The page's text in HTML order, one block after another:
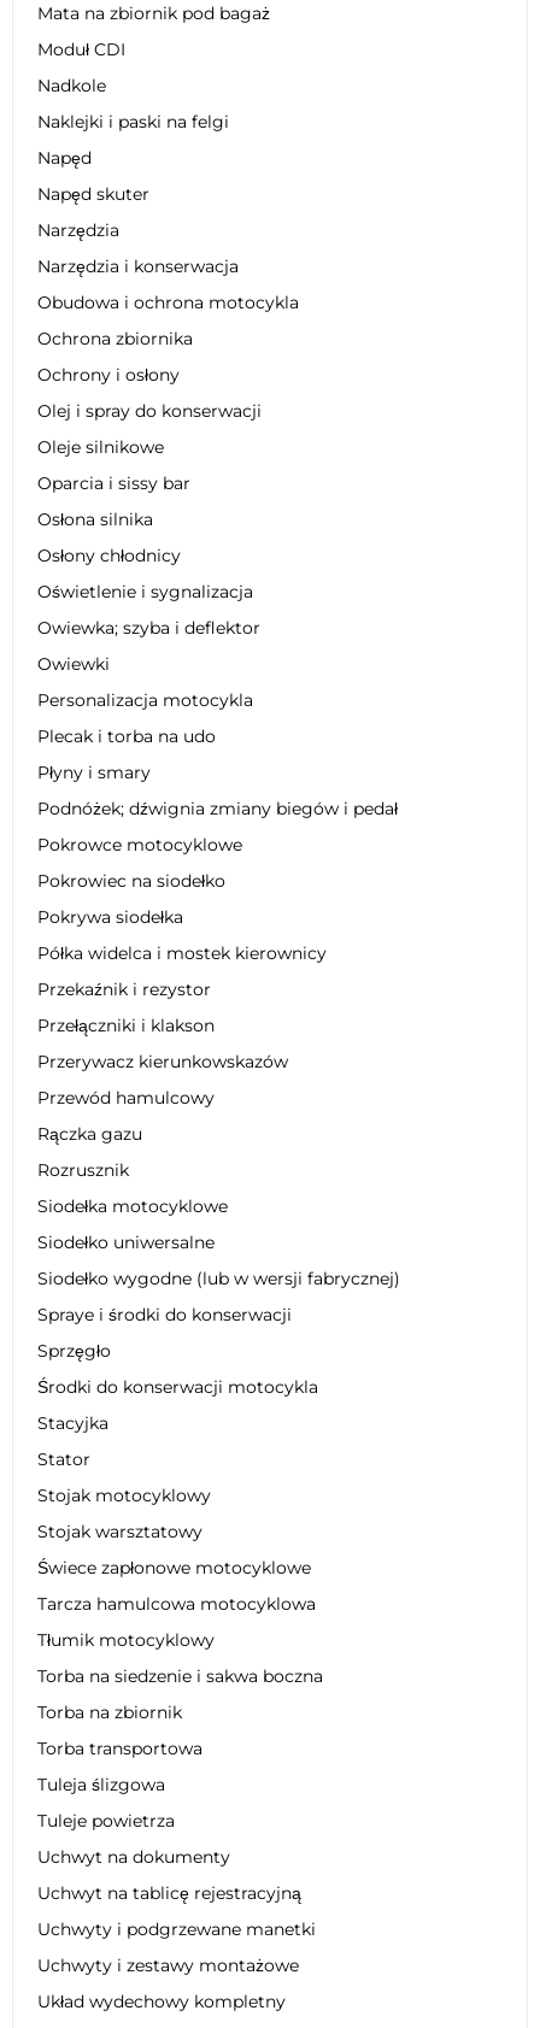
Mata na zbiornik pod bagaż
Moduł CDI
Nadkole
Naklejki i paski na felgi
Napęd
Napęd skuter
Narzędzia
Narzędzia i konserwacja
Obudowa i ochrona motocykla
Ochrona zbiornika
Ochrony i osłony
Olej i spray do konserwacji
Oleje silnikowe
Oparcia i sissy bar
Osłona silnika
Osłony chłodnicy
Oświetlenie i sygnalizacja
Owiewka; szyba i deflektor
Owiewki
Personalizacja motocykla
Plecak i torba na udo
Płyny i smary
Podnóżek; dźwignia zmiany biegów i pedał
Pokrowce motocyklowe
Pokrowiec na siodełko
Pokrywa siodełka
Półka widelca i mostek kierownicy
Przekaźnik i rezystor
Przełączniki i klakson
Przerywacz kierunkowskazów
Przewód hamulcowy
Rączka gazu
Rozrusznik
Siodełka motocyklowe
Siodełko uniwersalne
Siodełko wygodne (lub w wersji fabrycznej)
Spraye i środki do konserwacji
Sprzęgło
Środki do konserwacji motocykla
Stacyjka
Stator
Stojak motocyklowy
Stojak warsztatowy
Świece zapłonowe motocyklowe
Tarcza hamulcowa motocyklowa
Tłumik motocyklowy
Torba na siedzenie i sakwa boczna
Torba na zbiornik
Torba transportowa
Tuleja ślizgowa
Tuleje powietrza
Uchwyt na dokumenty
Uchwyt na tablicę rejestracyjną
Uchwyty i podgrzewane manetki
Uchwyty i zestawy montażowe
Układ wydechowy kompletny